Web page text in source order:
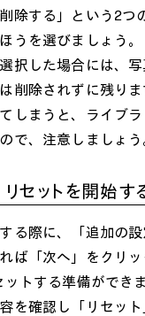
除する」という2つ
うを選びましょう
択した場合には、
削除されずに残り
しまうと、ライブ
で、注意しましょう
セットを開始す
る際に、「追加の
ば「次へ」をクリッ
ットする準備ができ
を確認し「リセッ